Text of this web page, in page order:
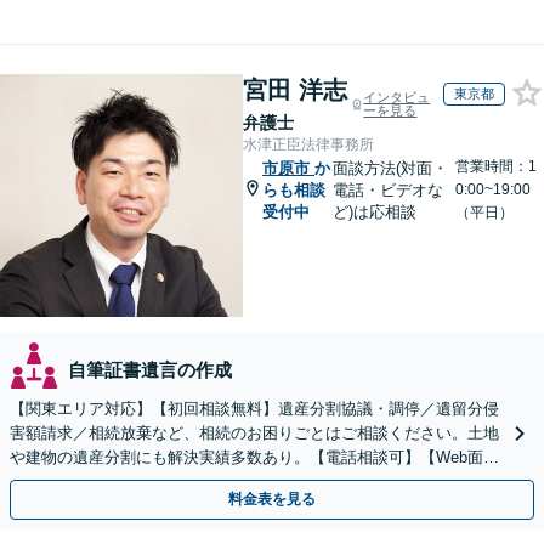
宮田 洋志
弁護士
インタビュ
ーを見る
東京都
水津正臣法律事務所
市原市 か
らも相談
受付中
面談方法(対面・
電話・ビデオな
ど)は応相談
営業時間：1
0:00~19:00
（平日）
自筆証書遺言の作成
【関東エリア対応】【初回相談無料】遺産分割協議・調停／遺留分侵
害額請求／相続放棄など、相続のお困りごとはご相談ください。土地
や建物の遺産分割にも解決実績多数あり。【電話相談可】【Web面談
可】遺言書作成や財産の整理など生前対策もサポート
料金表を見る